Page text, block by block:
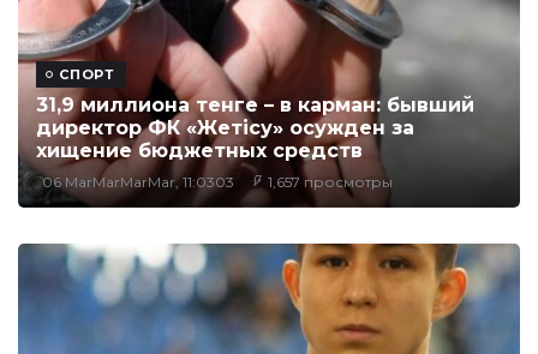
СПОРТ
31,9 миллиона тенге – в карман: бывший
директор ФК «Жетісу» осужден за
хищение бюджетных средств
06 MarMarMarMar, 11:0303 1,657 просмотры